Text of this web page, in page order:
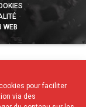
pour faciliter
via des
WEB